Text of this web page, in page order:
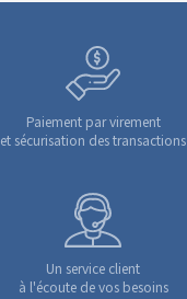
Paiement par virement
et sécurisation des transactions
Un service client
à l'écoute de vos besoins